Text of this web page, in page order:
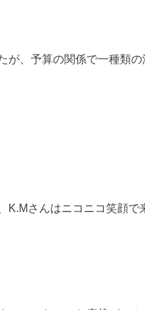
が、予算の関係で一種類
K.Mさんはニコニコ笑顔で